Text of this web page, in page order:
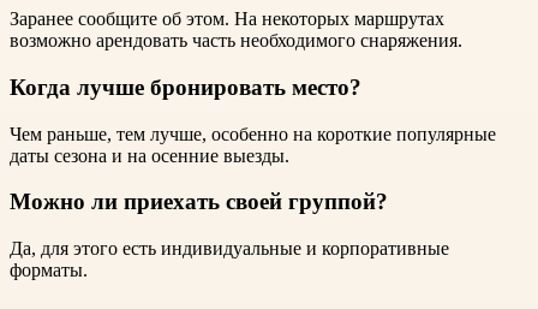
Заранее сообщите об этом. На некоторых маршрутах
возможно арендовать часть необходимого снаряжения.
Когда лучше бронировать место?
Чем раньше, тем лучше, особенно на короткие популярные
даты сезона и на осенние выезды.
Можно ли приехать своей группой?
Да, для этого есть индивидуальные и корпоративные
форматы.